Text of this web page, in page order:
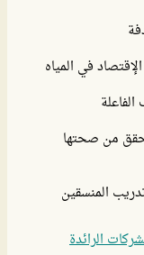
في المياه
من صحتها
المنسقين
الرائدة